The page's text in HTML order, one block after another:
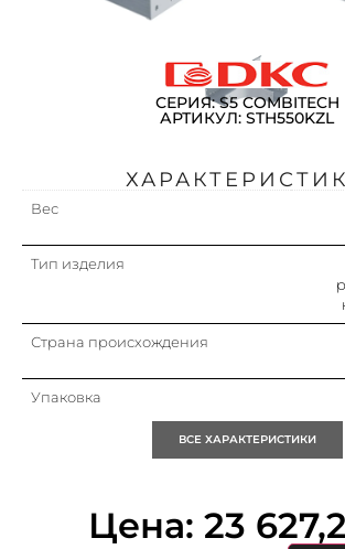
СЕРИЯ: S5 COMBITECH
АРТИКУЛ: STH550KZL
Вес
Тип изделия
Страна происхождения
Упаковка
ВСЕ ХАРАКТЕРИСТИКИ
Цена: 23